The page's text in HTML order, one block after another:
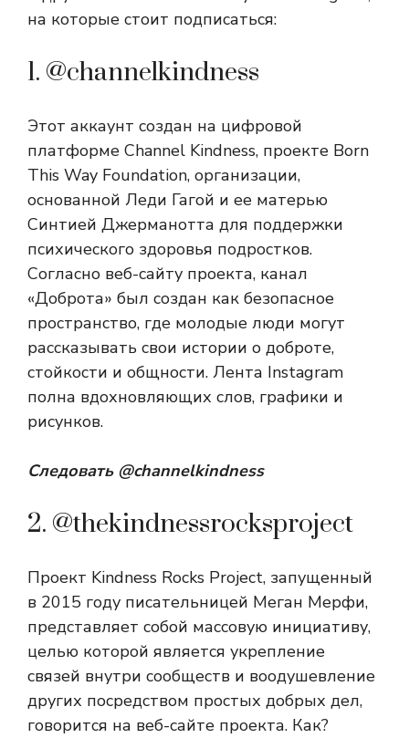
на которые стоит подписаться:
1. @channelkindness
Этот аккаунт создан на цифровой
платформе Channel Kindness, проекте Born
This Way Foundation, организации,
основанной Леди Гагой и ее матерью
Синтией Джерманотта для поддержки
психического здоровья подростков.
Согласно веб-сайту проекта, канал
«Доброта» был создан как безопасное
пространство, где молодые люди могут
рассказывать свои истории о доброте,
стойкости и общности. Лента Instagram
полна вдохновляющих слов, графики и
рисунков.
Следовать @channelkindness
2. @thekindnessrocksproject
Проект Kindness Rocks Project, запущенный
в 2015 году писательницей Меган Мерфи,
представляет собой массовую инициативу,
целью которой является укрепление
связей внутри сообществ и воодушевление
других посредством простых добрых дел,
говорится на веб-сайте проекта. Как?